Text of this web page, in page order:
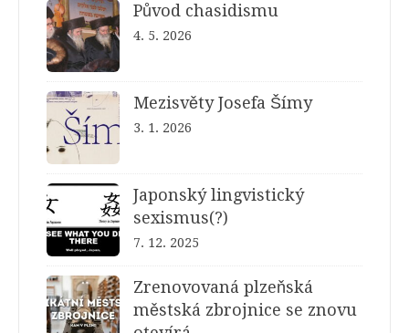
Původ chasidismu
4. 5. 2026
Mezisvěty Josefa Šímy
3. 1. 2026
Japonský lingvistický
sexismus(?)
7. 12. 2025
Zrenovovaná plzeňská
městská zbrojnice se znovu